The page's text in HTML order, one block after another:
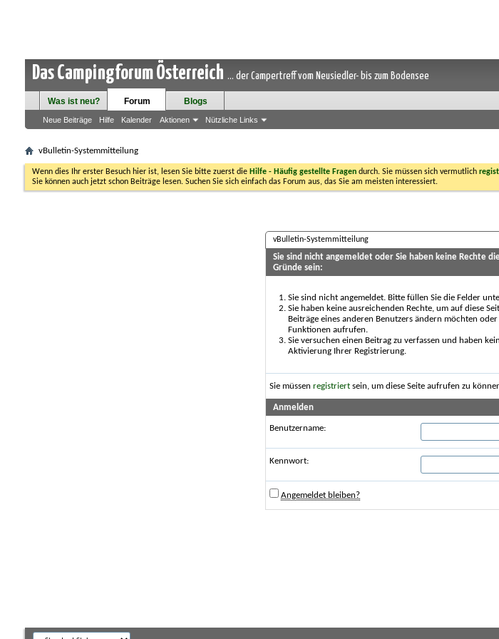
Das Campingforum Österreich ... der Campertreff vom Neusiedler- bis zum Bodensee
Was ist neu? Forum
Neue Beiträge Hilfe Kalender Aktionen Nützliche Links
Blogs
vBulletin-Systemmitteilung
Wenn dies Ihr erster Besuch hier ist, lesen Sie bitte zuerst die Hilfe - Häufig gestellte Fragen durch. Sie müssen sich vermutlich
Sie können auch jetzt schon Beiträge lesen. Suchen Sie sich einfach das Forum aus, das Sie am meisten interessiert.
vBulletin-Systemmitteilung
Sie sind nicht angemeldet oder Sie haben keine Rechte
Gründe sein:
Sie sind nicht angemeldet. Bitte füllen Sie die Felder
Sie haben keine ausreichenden Rechte, um auf diese
Beiträge eines anderen Benutzers ändern möchten
Funktionen aufrufen.
Sie versuchen einen Beitrag zu verfassen und haben
Aktivierung Ihrer Registrierung.
Sie müssen registriert sein, um diese Seite aufrufen zu
Anmelden
Benutzername:
Kennwort:
Angemeldet bleiben?